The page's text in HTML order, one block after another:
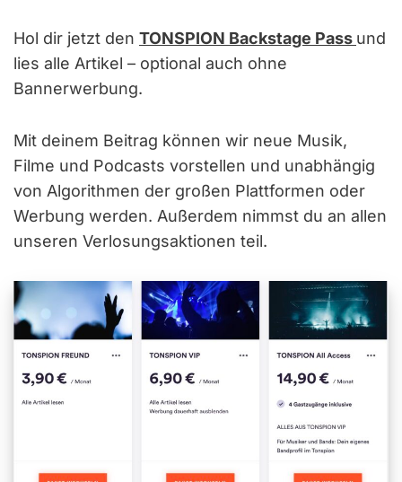
Hol dir jetzt den TONSPION Backstage Pass und
lies alle Artikel – optional auch ohne
Bannerwerbung.
Mit deinem Beitrag können wir neue Musik,
Filme und Podcasts vorstellen und unabhängig
von Algorithmen der großen Plattformen oder
Werbung werden. Außerdem nimmst du an allen
unseren Verlosungsaktionen teil.